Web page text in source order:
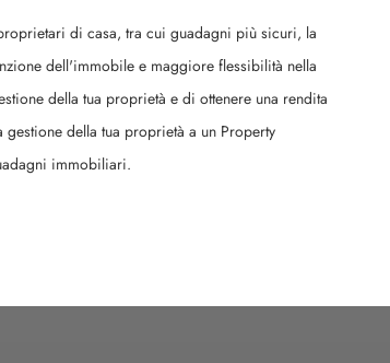
di casa, tra cui guadagni più sicuri, la
dell'immobile e maggiore flessibilità nella
della tua proprietà e di ottenere una rendita
della tua proprietà a un Property
immobiliari.